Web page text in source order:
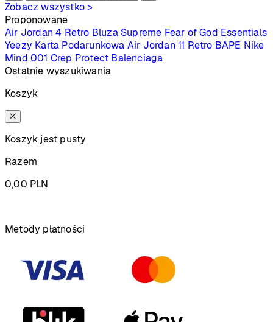
Zobacz wszystko >
Proponowane
Air Jordan 4 Retro Bluza Supreme Fear of God Essentials
Yeezy Karta Podarunkowa Air Jordan 11 Retro BAPE Nike
Mind 001 Crep Protect Balenciaga
Ostatnie wyszukiwania
Koszyk
Koszyk jest pusty
Razem
0,00 PLN
Metody płatności